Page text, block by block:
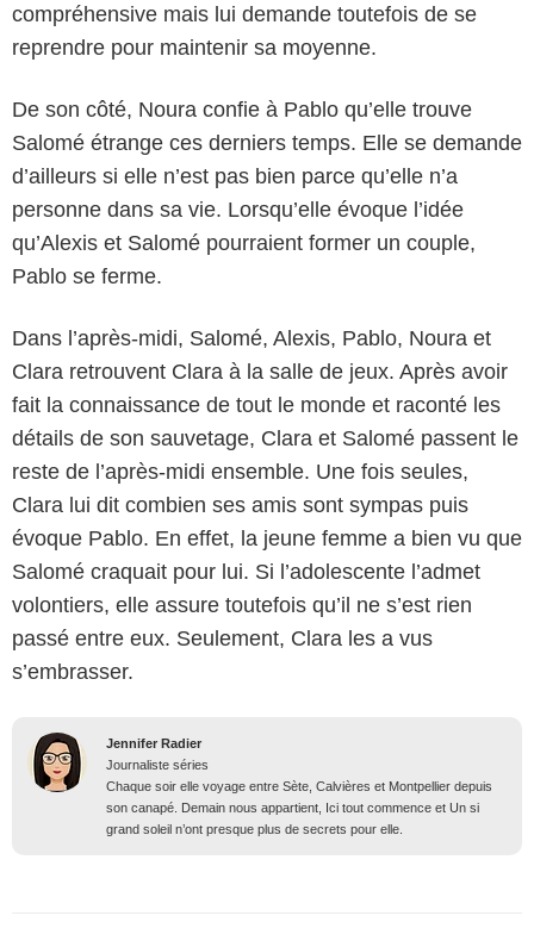
compréhensive mais lui demande toutefois de se
reprendre pour maintenir sa moyenne.
De son côté, Noura confie à Pablo qu’elle trouve
Salomé étrange ces derniers temps. Elle se demande
d’ailleurs si elle n’est pas bien parce qu’elle n’a
personne dans sa vie. Lorsqu’elle évoque l’idée
qu’Alexis et Salomé pourraient former un couple,
Pablo se ferme.
Dans l’après-midi, Salomé, Alexis, Pablo, Noura et
Clara retrouvent Clara à la salle de jeux. Après avoir
fait la connaissance de tout le monde et raconté les
détails de son sauvetage, Clara et Salomé passent le
reste de l’après-midi ensemble. Une fois seules,
Clara lui dit combien ses amis sont sympas puis
évoque Pablo. En effet, la jeune femme a bien vu que
Salomé craquait pour lui. Si l’adolescente l’admet
volontiers, elle assure toutefois qu’il ne s’est rien
passé entre eux. Seulement, Clara les a vus
s’embrasser.
Jennifer Radier
Journaliste séries
Chaque soir elle voyage entre Sète, Calvières et Montpellier depuis
son canapé. Demain nous appartient, Ici tout commence et Un si
grand soleil n’ont presque plus de secrets pour elle.